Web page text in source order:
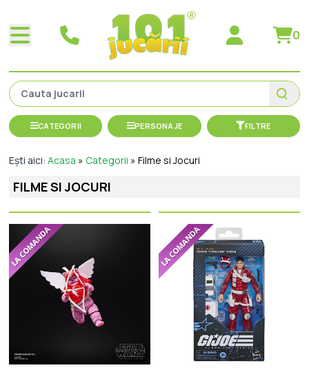
0
CATEGORII PERSONAJE FILTRE
Ești aici:Acasa » Categorii »Filme si Jocuri
FILME SI JOCURI